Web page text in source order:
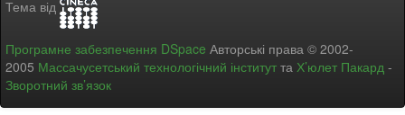
Тема від
Програмне забезпечення DSpace Авторські права © 2002-
2005 Массачусетський технологічний інститут та Х’юлет Пакард -
Зворотний зв’язок